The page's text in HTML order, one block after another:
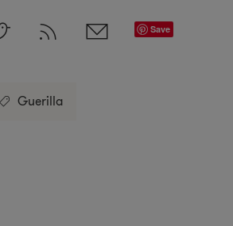
Save
Guerilla